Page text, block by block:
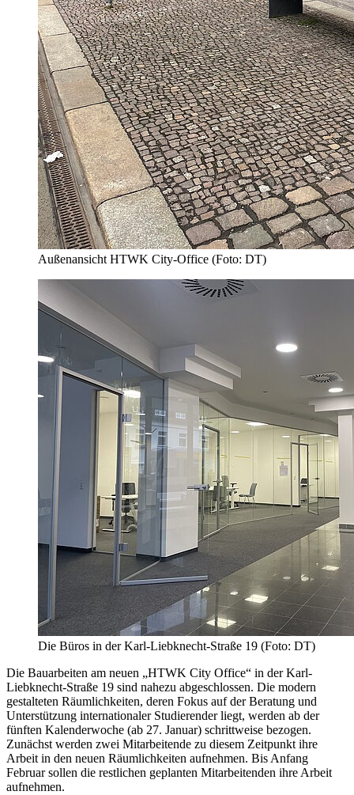
Außenansicht HTWK City-Office (Foto: DT)
Die Büros in der Karl-Liebknecht-Straße 19 (Foto: DT)
Die Bauarbeiten am neuen „HTWK City Office“ in der Karl-
Liebknecht-Straße 19 sind nahezu abgeschlossen. Die modern
gestalteten Räumlichkeiten, deren Fokus auf der Beratung und
Unterstützung internationaler Studierender liegt, werden ab der
fünften Kalenderwoche (ab 27. Januar) schrittweise bezogen.
Zunächst werden zwei Mitarbeitende zu diesem Zeitpunkt ihre
Arbeit in den neuen Räumlichkeiten aufnehmen. Bis Anfang
Februar sollen die restlichen geplanten Mitarbeitenden ihre Arbeit
aufnehmen.